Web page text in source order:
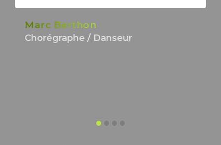
Marc Berthon
Chorégraphe / Danseur